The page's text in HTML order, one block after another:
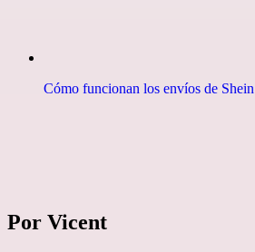
Cómo funcionan los envíos de Shein
Por Vicent